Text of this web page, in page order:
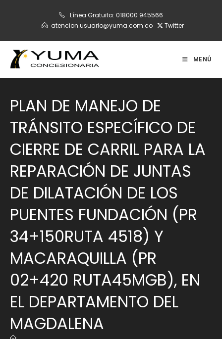
Línea Gratuita: 018000 945566
atencion.usuario@yuma.com.co
Twitter
MENÚ
PLAN DE MANEJO DE
TRÁNSITO ESPECÍFICO DE
CIERRE DE CARRIL PARA LA
REPARACIÓN DE JUNTAS
DE DILATACIÓN DE LOS
PUENTES FUNDACIÓN (PR
34+150RUTA 4518) Y
MACARAQUILLA (PR
02+420 RUTA45MGB), EN
EL DEPARTAMENTO DEL
MAGDALENA